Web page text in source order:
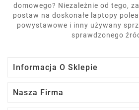
domowego? Niezależnie od tego,
postaw na doskonałe laptopy
powystawowe i inny używany
sprawdzonego
Informacja O Sklepie
Nasza Firma